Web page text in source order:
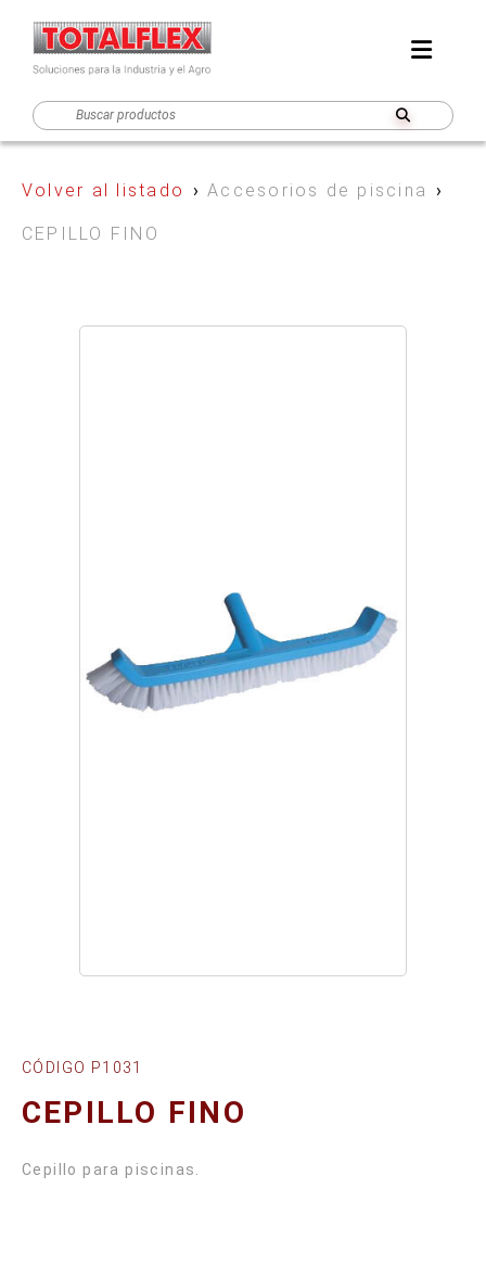
Volver al listado ›Accesorios de piscina ›
CEPILLO FINO
CÓDIGO P1031
CEPILLO FINO
Cepillo para piscinas.